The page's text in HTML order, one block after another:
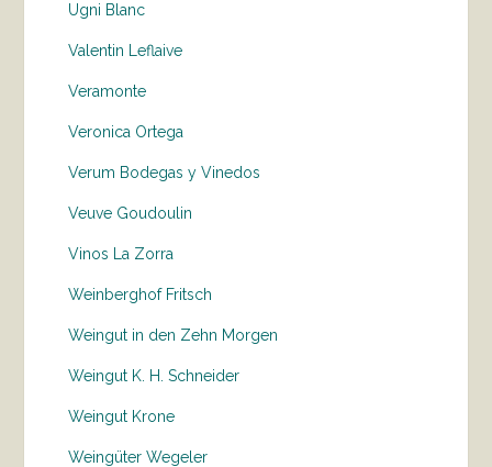
Ugni Blanc
Valentin Leflaive
Veramonte
Veronica Ortega
Verum Bodegas y Vinedos
Veuve Goudoulin
Vinos La Zorra
Weinberghof Fritsch
Weingut in den Zehn Morgen
Weingut K. H. Schneider
Weingut Krone
Weingüter Wegeler